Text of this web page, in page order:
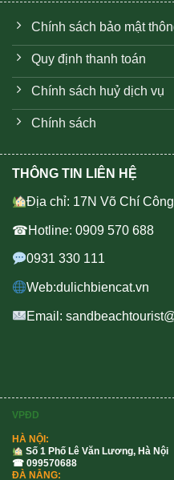
Chính sách bảo mật
Quy định thanh toán
Chính sách huỷ dịch vụ
Chính sách
THÔNG TIN LIÊN HỆ
Địa chỉ: 17N Võ Chí
☎Hotline: 0909 570 688
0931 330 111
Web:dulichbiencat.vn
Email:
VPĐD
HÀ NỘI:
Số 1 Phố Lê Văn Lương, Hà Nội
☎ 099570688
ĐÀ NẴNG: